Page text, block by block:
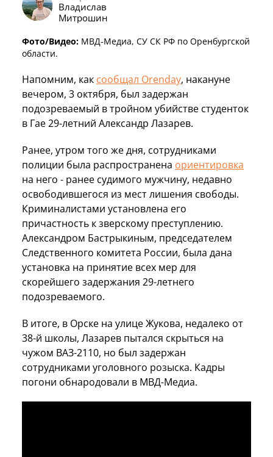
Владислав
Митрошин
Фото/Видео: МВД-Медиа, СУ СК РФ по Оренбургской
области.
Напомним, как сообщал Orenday, накануне
вечером, 3 октября, был задержан
подозреваемый в тройном убийстве студенток
в Гае 29-летний Александр Лазарев.
Ранее, утром того же дня, сотрудниками
полиции была распространена ориентировка
на него - ранее судимого мужчину, недавно
освободившегося из мест лишения свободы.
Криминалистами установлена его
причастность к зверскому преступлению.
Александром Бастрыкиным, председателем
Следственного комитета России, была дана
установка на принятие всех мер для
скорейшего задержания 29-летнего
подозреваемого.
В итоге, в Орске на улице Жукова, недалеко от
38-й школы, Лазарев пытался скрыться на
чужом ВАЗ-2110, но был задержан
сотрудниками уголовного розыска. Кадры
погони обнародовали в МВД-Медиа.